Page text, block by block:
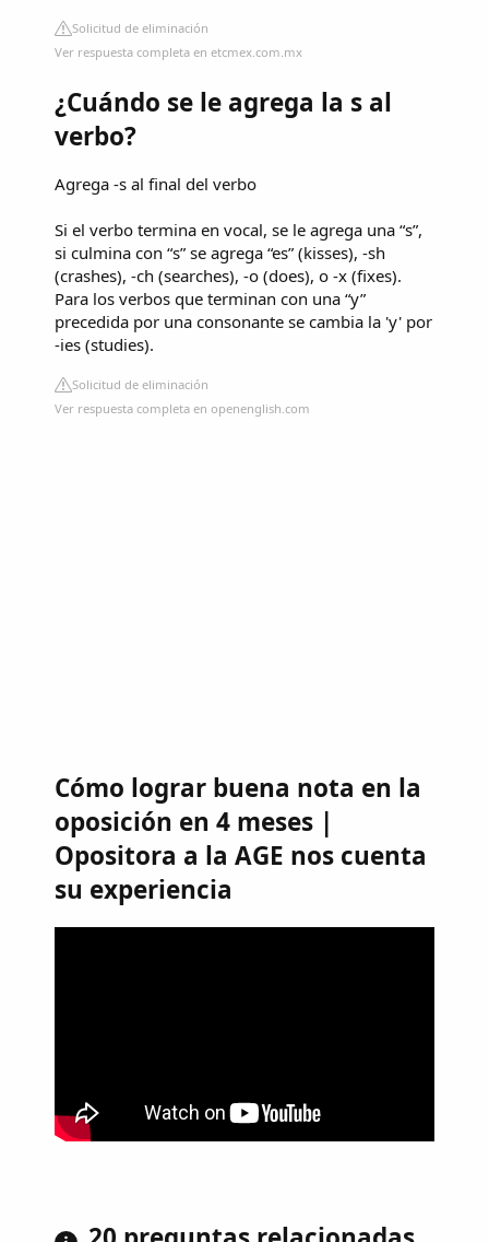
Solicitud de eliminación
Ver respuesta completa en etcmex.com.mx
¿Cuándo se le agrega la s al
verbo?
Agrega -s al final del verbo
Si el verbo termina en vocal, se le agrega una “s”,
si culmina con “s” se agrega “es” (kisses), -sh
(crashes), -ch (searches), -o (does), o -x (fixes).
Para los verbos que terminan con una “y”
precedida por una consonante se cambia la 'y' por
-ies (studies).
Solicitud de eliminación
Ver respuesta completa en openenglish.com
Cómo lograr buena nota en la
oposición en 4 meses |
Opositora a la AGE nos cuenta
su experiencia